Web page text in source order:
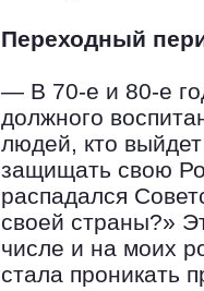
Переходный
— В 70-е и 80-е
должного
людей, кто
защищать свою
распадался
своей страны?»
числе и на моих
стала проникать